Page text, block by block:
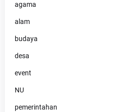
agama
alam
budaya
desa
event
NU
pemerintahan